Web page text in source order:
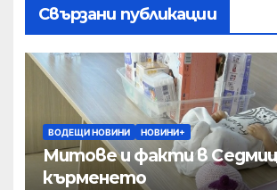
Свързани публикации
ВОДЕЩИ НОВИНИ НОВИНИ+
Митове и факти в
кърменето